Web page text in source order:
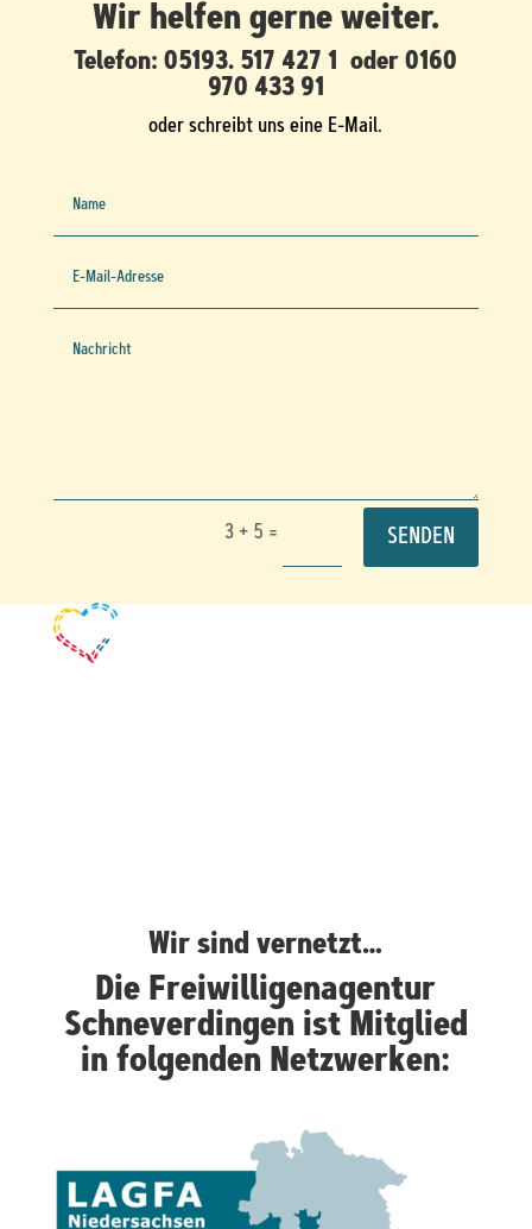
Wir helfen gerne weiter.
Telefon:05193. 517 427 1 oder0160
970 433 91
oder schreibt uns eine E-Mail.
3 + 5 = SENDEN
Wir sind vernetzt…
Die Freiwilligenagentur
Schneverdingen ist Mitglied
in folgenden Netzwerken: